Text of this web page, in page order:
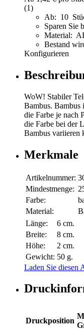
(1)
Ab: 10
Sparen Sie
Material:
Bestand
Konfigurieren
WoW! Stabiler
Bambus. Bambus
die Farbe je nach
die Farbe bei der
Bambus variieren
Merkmale
Artikelnummer:
Mindestmenge:
Farbe:
Material:
Länge:
6 cm.
Breite:
8 cm.
Höhe:
2 cm.
Gewicht: 50 g.
Laden Sie diesen
Druckposition